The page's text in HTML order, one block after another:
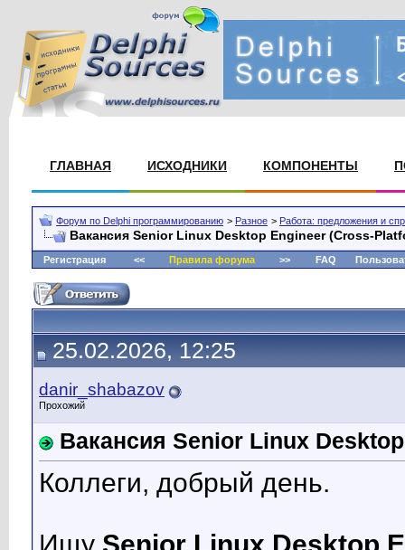
ГЛАВНАЯ ИСХОДНИКИ КОМПОНЕНТЫ
Форум по Delphi программированию > Разное > Работа: предложения и
Вакансия Senior Linux Desktop Engineer (Cross-
Регистрация << Правила форума>> FAQ
25.02.2026, 12:25
danir_shabazov
Прохожий
Вакансия Senior Linux
Коллеги, добрый день.
Ищу Senior Linux Desktop